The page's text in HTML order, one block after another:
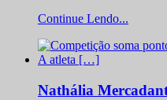
Continue Lendo...
Nathália